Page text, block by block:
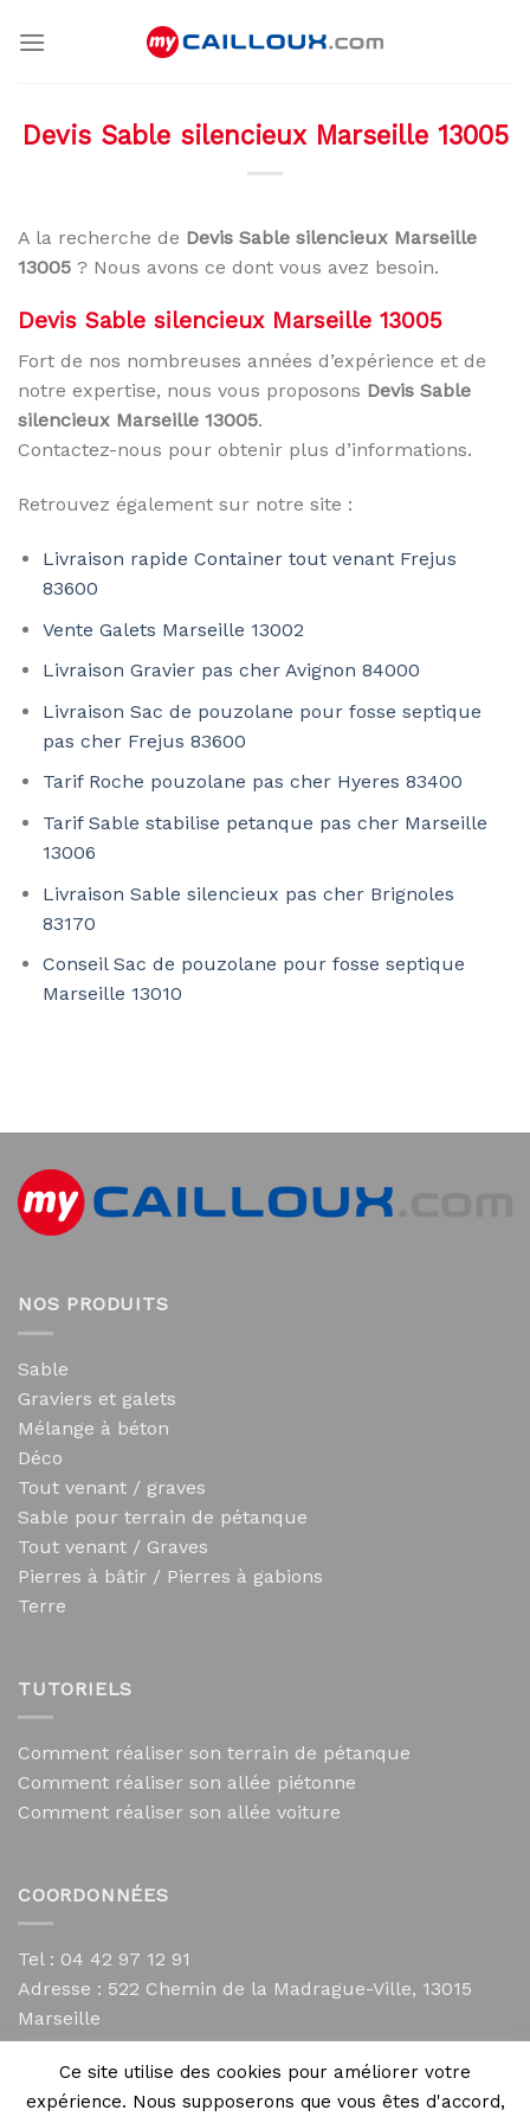
Devis Sable silencieux Marseille 13005
A la recherche de Devis Sable silencieux Marseille
13005 ? Nous avons ce dont vous avez besoin.
Devis Sable silencieux Marseille 13005
Fort de nos nombreuses années d’expérience et de
notre expertise, nous vous proposons Devis Sable
silencieux Marseille 13005.
Contactez-nous pour obtenir plus d’informations.
Retrouvez également sur notre site :
Livraison rapide Container tout venant Frejus
83600
Vente Galets Marseille 13002
Livraison Gravier pas cher Avignon 84000
Livraison Sac de pouzolane pour fosse septique
pas cher Frejus 83600
Tarif Roche pouzolane pas cher Hyeres 83400
Tarif Sable stabilise petanque pas cher Marseille
13006
Livraison Sable silencieux pas cher Brignoles
83170
Conseil Sac de pouzolane pour fosse septique
Marseille 13010
NOS PRODUITS
Sable
Graviers et galets
Mélange à béton
Déco
Tout venant / graves
Sable pour terrain de pétanque
Tout venant / Graves
Pierres à bâtir / Pierres à gabions
Terre
TUTORIELS
Comment réaliser son terrain de pétanque
Comment réaliser son allée piétonne
Comment réaliser son allée voiture
COORDONNÉES
Tel : 04 42 97 12 91
Adresse : 522 Chemin de la Madrague-Ville, 13015
Marseille
contact@mycailloux.com
Mentions légales
Ce site utilise des cookies pour améliorer votre
expérience. Nous supposerons que vous êtes d'accord,